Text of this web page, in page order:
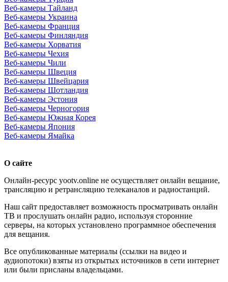
Веб-камеры Тайланд
Веб-камеры Украина
Веб-камеры Франция
Веб-камеры Финляндия
Веб-камеры Хорватия
Веб-камеры Чехия
Веб-камеры Чили
Веб-камеры Швеция
Веб-камеры Швейцария
Веб-камеры Шотландия
Веб-камеры Эстония
Веб-камеры Черногория
Веб-камеры Южная Корея
Веб-камеры Япония
Веб-камеры Ямайка
О сайте
Онлайн-ресурс yootv.online не осуществляет онлайн вещание,
трансляцию и ретрансляцию телеканалов и радиостанций.
Наш сайт предоставляет возможность просматривать онлайн
ТВ и прослушать онлайн радио, используя сторонние
серверы, на которых установлено программное обеспечения
для вещания.
Все опубликованные материалы (ссылки на видео и
аудиопотоки) взяты из открытых источников в сети интернет
или были присланы владельцами.